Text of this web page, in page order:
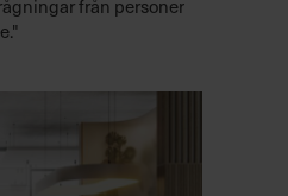
från personer